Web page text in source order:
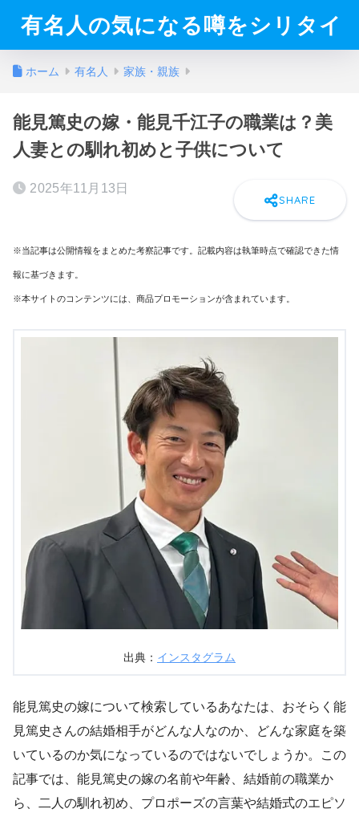
有名人の気になる噂をシリタイ
ホーム 有名人 家族・親族
能見篤史の嫁・能見千江子の職業は？美
人妻との馴れ初めと子供について
2025年11月13日
※当記事は公開情報をまとめた考察記事です。記載内容は執筆時点で確認できた情
報に基づきます。
※本サイトのコンテンツには、商品プロモーションが含まれています。
出典： インスタグラム
能見篤史の嫁について検索しているあなたは、おそらく能
見篤史さんの結婚相手がどんな人なのか、どんな家庭を築
いているのか気になっているのではないでしょうか。この
記事では、能見篤史の嫁の名前や年齢、結婚前の職業か
ら、二人の馴れ初め、プロポーズの言葉や結婚式のエピソ